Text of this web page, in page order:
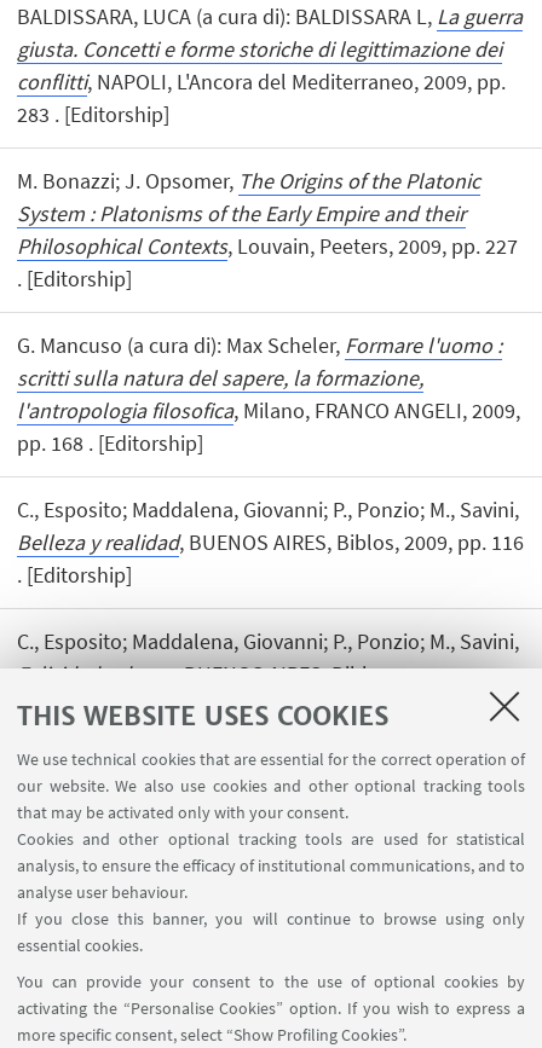
THIS WEBSITE USES COOKIES
We use technical cookies that are essential for the correct operation of
our website. We also use cookies and other optional tracking tools
that may be activated only with your consent.
Cookies and other optional tracking tools are used for statistical
analysis, to ensure the efficacy of institutional communications, and to
analyse user behaviour.
If you close this banner, you will continue to browse using only
essential cookies.
You can provide your consent to the use of optional cookies by
activating the “Personalise Cookies” option. If you wish to express a
more specific consent, select “Show Profiling Cookies”.
BALDISSARA, LUCA (a cura di): BALDISSARA L, La guerra
giusta. Concetti e forme storiche di legittimazione dei
conflitti, NAPOLI, L'Ancora del Mediterraneo, 2009, pp.
283 . [Editorship]
M. Bonazzi; J. Opsomer, The Origins of the Platonic
System : Platonisms of the Early Empire and their
Philosophical Contexts, Louvain, Peeters, 2009, pp. 227
. [Editorship]
G. Mancuso (a cura di): Max Scheler, Formare l'uomo :
scritti sulla natura del sapere, la formazione,
l'antropologia filosofica, Milano, FRANCO ANGELI, 2009,
pp. 168 . [Editorship]
C., Esposito; Maddalena, Giovanni; P., Ponzio; M., Savini,
Belleza y realidad, BUENOS AIRES, Biblos, 2009, pp. 116
. [Editorship]
C., Esposito; Maddalena, Giovanni; P., Ponzio; M., Savini,
Felicidad y deseo, BUENOS AIRES, Biblos, 2009, pp. 112
. [Editorship]
USEFUL LINKS
InfoPoint
FOLLOW UNIBO ON: